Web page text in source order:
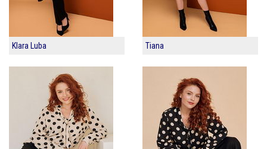
Klara Luba Tiana